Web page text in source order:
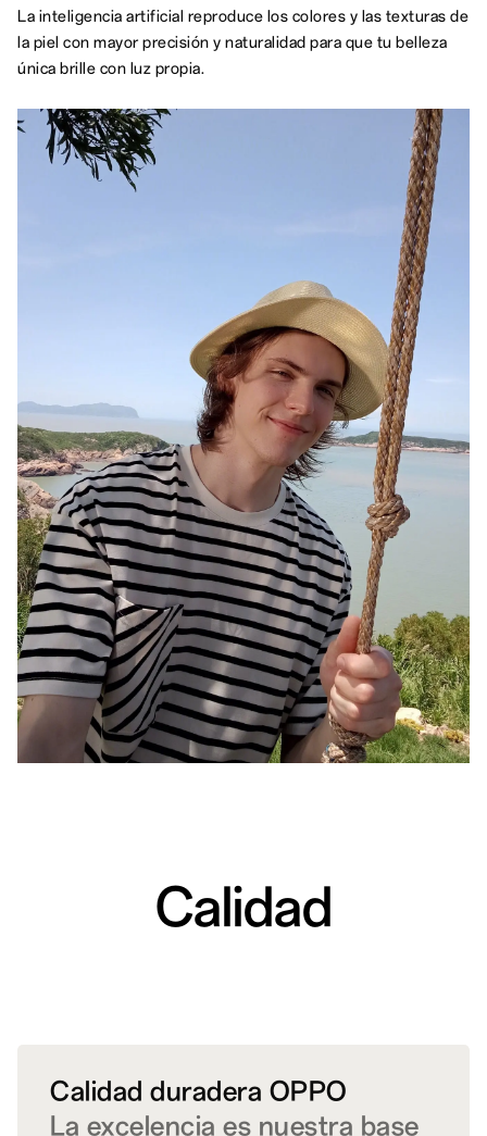
La inteligencia artificial reproduce los colores y las texturas de
la piel con mayor precisión y naturalidad para que tu belleza
única brille con luz propia.
Calidad
Calidad duradera OPPO
La excelencia es nuestra base